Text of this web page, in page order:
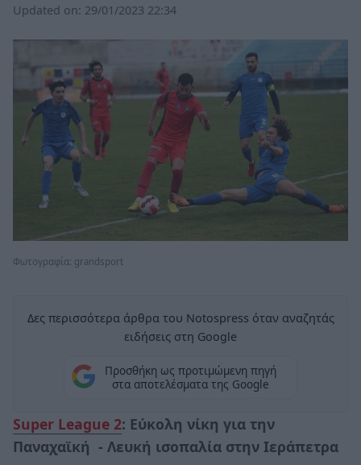
Updated on: 29/01/2023 22:34
Φωτογραφία: grandsport
Δες περισσότερα άρθρα του Notospress όταν αναζητάς
ειδήσεις στη Google
Προσθήκη ως προτιμώμενη πηγή
στα αποτελέσματα της Google
Super League 2: Εύκολη νίκη για την
Παναχαϊκή - Λευκή ισοπαλία στην Ιεράπετρα